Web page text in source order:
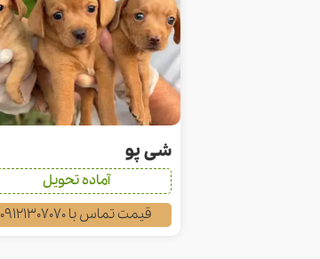
شی پو
آماده تحویل
قیمت تماس با 09121307070